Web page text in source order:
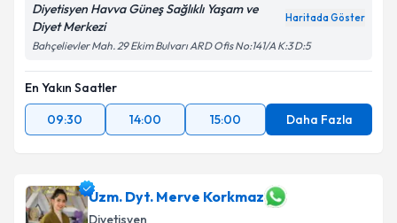
Diyetisyen Havva Güneş Sağlıklı Yaşam ve
Diyet Merkezi
Haritada Göster
Bahçelievler Mah. 29 Ekim Bulvarı ARD Ofis No:141/A K:3 D:5
En Yakın Saatler
09:30
14:00 15:00 Daha Fazla
Uzm. Dyt. Merve Korkmaz
Diyetisyen